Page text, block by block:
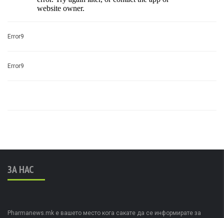
Error9
Error9
ЗА НАС
Pharmanews.mk е вашето место кога сакате да се информирате за